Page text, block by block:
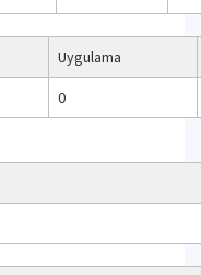
Uygulama
0